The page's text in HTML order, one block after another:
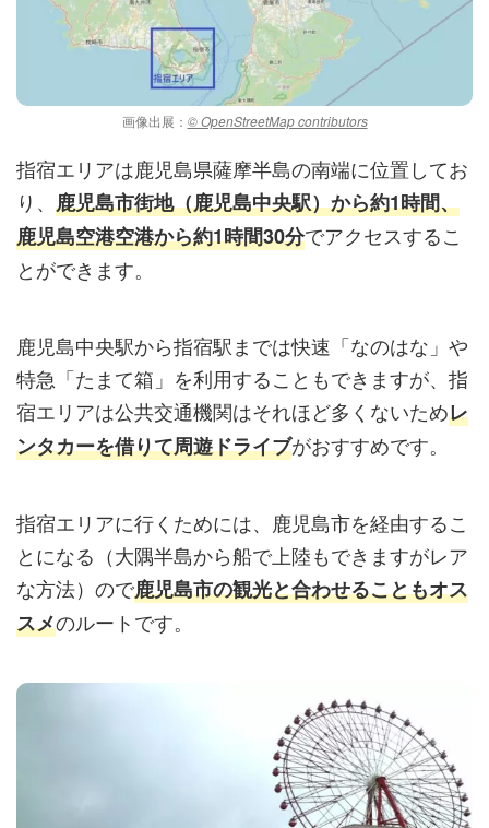
画像出展： © OpenStreetMap contributors
指宿エリアは鹿児島県薩摩半島の南端に位置してお
り、 鹿児島市街地（鹿児島中央駅）から約1時間、
鹿児島空港空港から約1時間30分でアクセスするこ
とができます。
鹿児島中央駅から指宿駅までは快速「なのはな」や
特急「たまて箱」を利用することもできますが、指
宿エリアは公共交通機関はそれほど多くないためレ
ンタカーを借りて周遊ドライブがおすすめです。
指宿エリアに行くためには、鹿児島市を経由するこ
とになる（大隅半島から船で上陸もできますがレア
な方法）ので鹿児島市の観光と合わせることもオス
スメのルートです。